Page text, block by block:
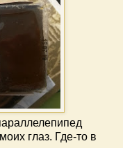
глаз. Где-то в